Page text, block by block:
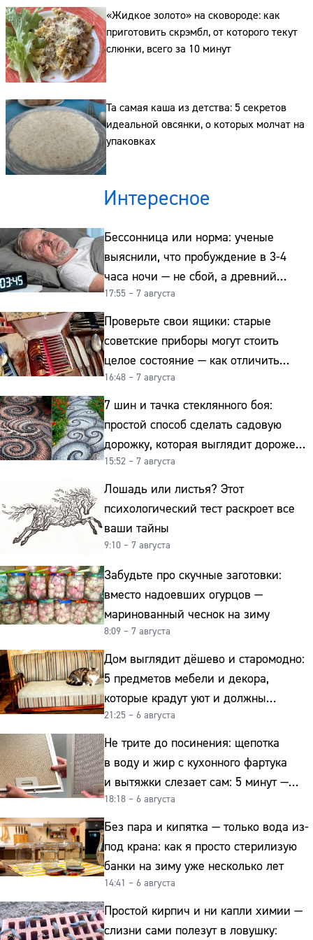
«Жидкое золото» на сковороде: как
приготовить скрэмбл, от которого текут
слюнки, всего за 10 минут
Та самая каша из детства: 5 секретов
идеальной овсянки, о которых молчат на
упаковках
Интересное
Бессонница или норма: ученые
выяснили, что пробуждение в 3-4
часа ночи — не сбой, а древний
биологический ритм
17:55 – 7 августа
Проверьте свои ящики: старые
советские приборы могут стоить
целое состояние — как отличить
подделку от мельхиора
16:48 – 7 августа
7 шин и тачка стеклянного боя:
простой способ сделать садовую
дорожку, которая выглядит дороже
гранита
15:52 – 7 августа
Лошадь или листья? Этот
психологический тест раскроет все
ваши тайны
9:10 – 7 августа
Забудьте про скучные заготовки:
вместо надоевших огурцов —
маринованный чеснок на зиму
8:09 – 7 августа
Дом выглядит дёшево и старомодно:
5 предметов мебели и декора,
которые крадут уют и должны
отправиться на свалку прямо сейчас
21:25 – 6 августа
Не трите до посинения: щепотка
в воду и жир с кухонного фартука
и вытяжки слезает сам: 5 минут —
и сверкает как новая
18:18 – 6 августа
Без пара и кипятка — только вода из-
под крана: как я просто стерилизую
банки на зиму уже несколько лет
14:41 – 6 августа
Простой кирпич и ни капли химии —
слизни сами полезут в ловушку:
Сайт: